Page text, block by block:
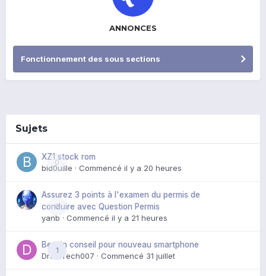
ANNONCES
Fonctionnement des sous sections
Sujets
0
XZ1 stock rom
bid0uille · Commencé il y a 20 heures
0
Assurez 3 points à l'examen du permis de
conduire avec Question Permis
yanb · Commencé il y a 21 heures
1
Besoin conseil pour nouveau smartphone
DroidTech007 · Commencé 31 juillet